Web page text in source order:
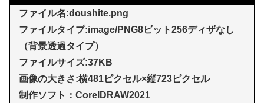
ファイル名:doushite.png
ファイルタイプ:image/PNG8ビット256ディザなし
（背景透過タイプ）
ファイルサイズ:37KB
画像の大きさ:横481ピクセル×縦723ピクセル
制作ソフト： CorelDRAW2021